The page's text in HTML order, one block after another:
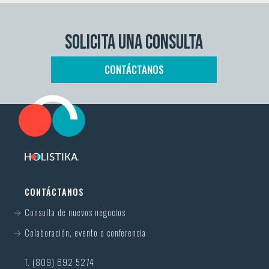
SOLICITA UNA CONSULTA
CONTÁCTANOS
CONTÁCTANOS
Consulta de nuevos negocios
Colaboración, evento o conferencia
T. (809) 692 5274